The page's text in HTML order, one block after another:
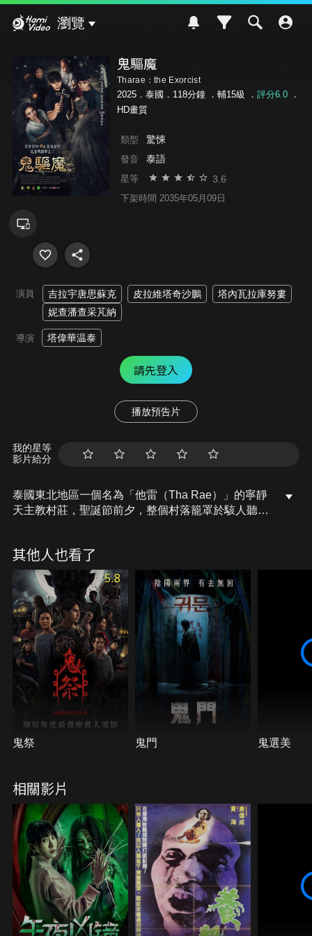
瀏覽
鬼驅魔
Tharae：the Exorcist
2025．泰國．118分鐘 ． 輔15級 ． 評分6.0．
HD畫質
類型 驚悚
發音 泰語
星等 3.6
下架時間 2035年05月09日
演員 吉拉宇唐思蘇克 皮拉維塔奇沙鵬
塔內瓦拉庫努婁
妮查潘查采芃納
導演 塔偉華温泰
請先登入
播放預告片
我的星等
影片給分
泰國東北地區一個名為「他雷（Tha Rae）」的寧靜
天主教村莊，聖誕節前夕，整個村落籠罩於駭人聽聞
來進行傳統驅邪儀式。同時，教會也緊急派遣年輕神
父（吉拉宇唐思蘇克 飾演）前來應對這場信仰危機。
其他人也看了
5.8
鬼祭 鬼門 鬼選美
相關影片